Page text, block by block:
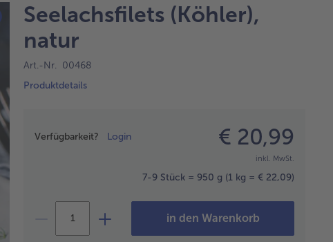
Seelachsfilets (Köhler),
natur
Art.-Nr. 00468
Produktdetails
Verfügbarkeit? Login € 20,99
inkl. MwSt.
7-9 Stück = 950 g (1 kg = € 22,09)
in den Warenkorb